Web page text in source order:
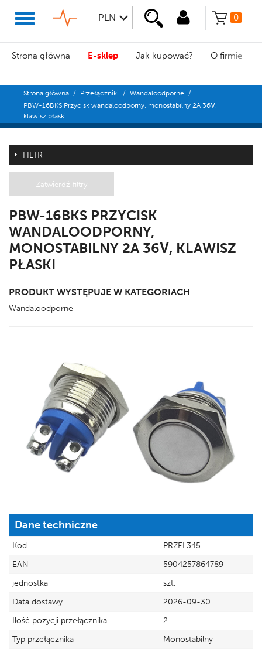
0
Strona główna E-sklep Jak kupować? O firmie
Strona główna / Przełączniki / Wandaloodporne
/
PBW-16BKS Przycisk wandaloodporny, monostabilny 2A 36V,
klawisz płaski
FILTR
Zatwierdź filtry
PBW-16BKS PRZYCISK
WANDALOODPORNY,
MONOSTABILNY 2A 36V, KLAWISZ
PŁASKI
PRODUKT WYSTĘPUJE W KATEGORIACH
Wandaloodporne
Dane techniczne
Kod
PRZEL345
EAN
5904257864789
jednostka
szt.
Data dostawy
2026-09-30
Ilość pozycji przełącznika
2
Typ przełącznika
Monostabilny